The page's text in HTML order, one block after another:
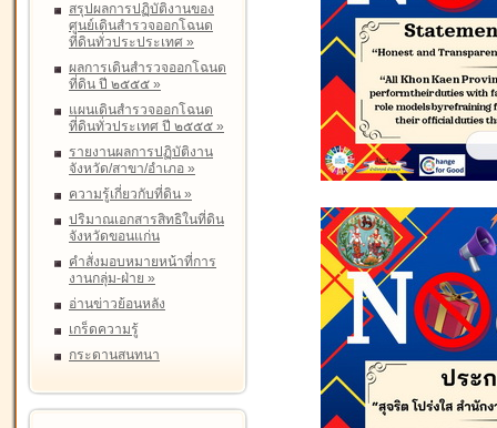
สรุปผลการปฏิบัติงานของ
ศูนย์เดินสำรวจออกโฉนด
ที่ดินทั่วประประเทศ »
ผลการเดินสำรวจออกโฉนด
ที่ดิน ปี ๒๕๕๕ »
แผนเดินสำรวจออกโฉนด
ที่ดินทั่วประเทศ ปี ๒๕๕๕ »
รายงานผลการปฏิบัติงาน
จังหวัด/สาขา/อำเภอ »
ความรู้เกี่ยวกับที่ดิน »
ปริมาณเอกสารสิทธิในที่ดิน
จังหวัดขอนแก่น
คำสั่งมอบหมายหน้าที่การ
งานกลุ่ม-ฝ่าย »
อ่านข่าวย้อนหลัง
เกร็ดความรู้
กระดานสนทนา